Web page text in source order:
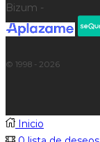
Bizum -
© 1998 - 2026
Inicio